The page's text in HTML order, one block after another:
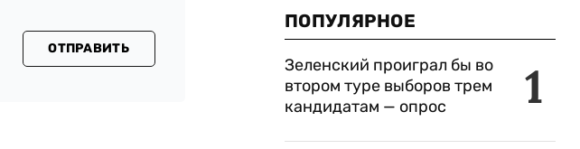
ОТПРАВИТЬ
ПОПУЛЯРНОЕ
1
Зеленский проиграл бы во
втором туре выборов трем
кандидатам — опрос